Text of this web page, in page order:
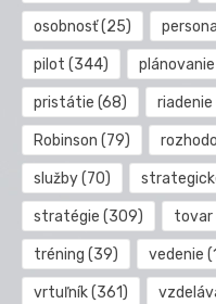
osobnosť(25)
pilot (344) plánovanie
pristátie (68) riadenie
Robinson (79)
služby(70)
stratégie (309) tovar
tréning (39) vedenie
vrtuľník(361)